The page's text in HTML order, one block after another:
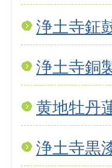
浄土寺鉦
浄土寺銅
黄地牡丹
浄土寺黒